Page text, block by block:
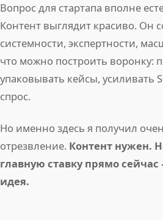
Вопрос для стартапа вполне
Контент выглядит красиво. Он
системности, экспертности,
что можно построить воронку:
упаковывать кейсы, усиливать
спрос.
Но именно здесь я получил
отрезвление. Контент нужен.
главную ставку прямо
идея.